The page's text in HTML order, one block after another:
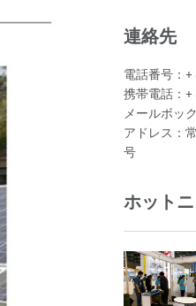
連絡先
電話番号：
携帯電話：
メールボッ
アドレス：
号
ホット